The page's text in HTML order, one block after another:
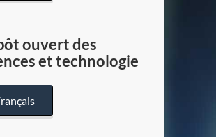
ouvert des
et technologie